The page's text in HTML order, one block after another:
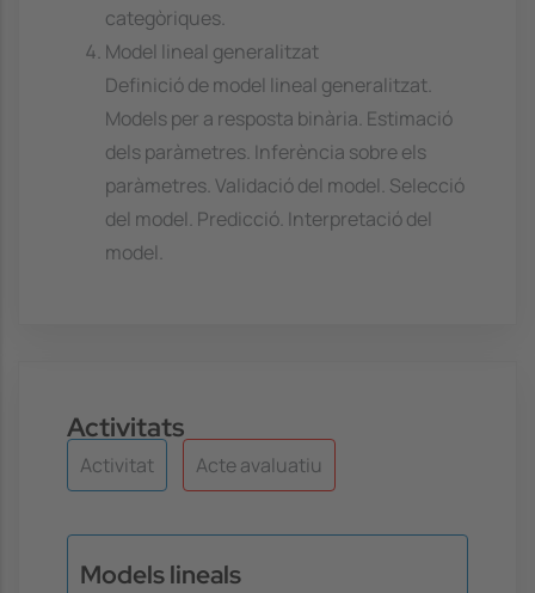
categòriques.
Model lineal generalitzat
Definició de model lineal generalitzat.
Models per a resposta binària. Estimació
dels paràmetres. Inferència sobre els
paràmetres. Validació del model. Selecció
del model. Predicció. Interpretació del
model.
Activitats
Activitat Acte avaluatiu
Models lineals